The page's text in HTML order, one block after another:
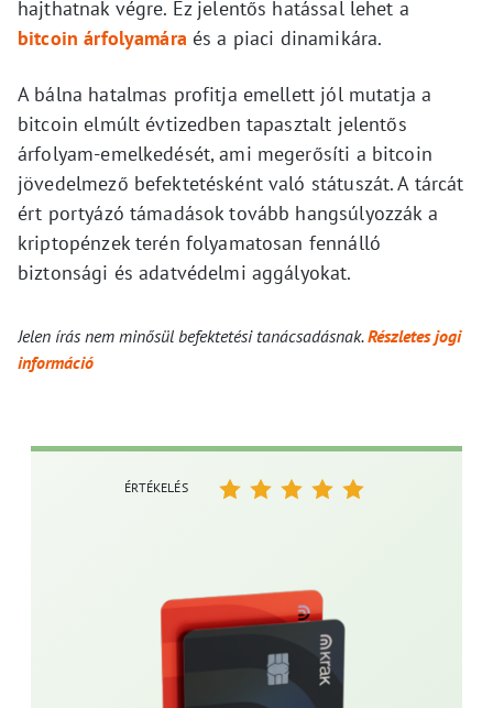
hajthatnak végre. Ez jelentős hatással lehet a
bitcoin árfolyamára és a piaci dinamikára.
A bálna hatalmas profitja emellett jól mutatja a
bitcoin elmúlt évtizedben tapasztalt jelentős
árfolyam-emelkedését, ami megerősíti a bitcoin
jövedelmező befektetésként való státuszát. A tárcát
ért portyázó támadások tovább hangsúlyozzák a
kriptopénzek terén folyamatosan fennálló
biztonsági és adatvédelmi aggályokat.
Jelen írás nem minősül befektetési tanácsadásnak.Részletes jogi
információ
ÉRTÉKELÉS